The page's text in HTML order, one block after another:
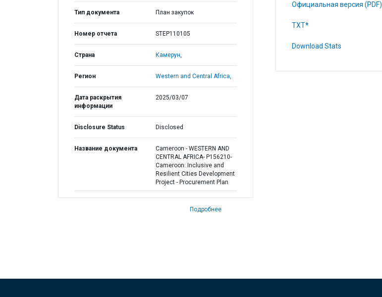
Тип документа План закупок
Номер отчета STEP110105
Страна Камерун,
Регион Western and Central Africa,
Дата раскрытия
информации
2025/03/07
Disclosure Status Disclosed
Название документа
Cameroon - WESTERN AND
CENTRAL AFRICA- P156210-
Cameroon: Inclusive and
Resilient Cities Development
Project - Procurement Plan
Подробнее
Официальная версия (PDF)
TXT*
Download Stats